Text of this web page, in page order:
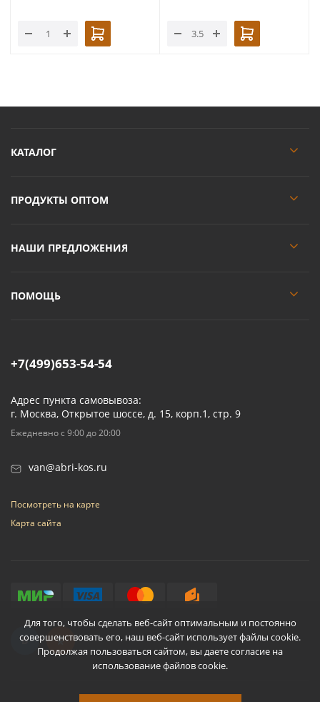
Для того, чтобы сделать веб-сайт оптимальным и постоянно
совершенствовать его, наш веб-сайт использует файлы cookie.
Продолжая пользоваться сайтом, вы даете согласие на
использование файлов cookie.
КАТАЛОГ
ПРОДУКТЫ ОПТОМ
НАШИ ПРЕДЛОЖЕНИЯ
ПОМОЩЬ
+7(499)653-54-54
Адрес пункта самовывоза:
г. Москва, Открытое шоссе, д. 15, корп.1, стр. 9
Ежедневно с 9:00 до 20:00
van@abri-kos.ru
Посмотреть на карте
Карта сайта